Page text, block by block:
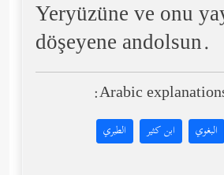
Yeryüzüne ve onu
döşeyene andolsun.
Arabic
البغوي ابن كثير الطبري